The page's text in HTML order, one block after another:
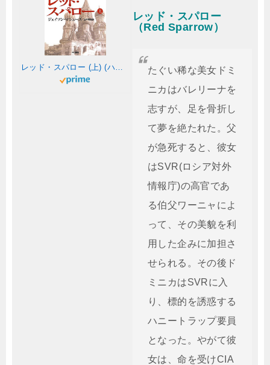
レッド・スパロー (上) (ハヤカワ文庫 NV)
レッド・スパロー
（Red Sparrow）
たぐい稀な美女ドミ
ニカはバレリーナを
志すが、足を骨折し
て夢を絶たれた。父
が急死すると、彼女
はSVR(ロシア対外
情報庁)の高官であ
る伯父ワーニャによ
って、その美貌を利
用した企みに加担さ
せられる。その後ド
ミニカはSVRに入
り、標的を誘惑する
ハニートラップ要員
となった。やがて彼
女は、命を受けCIA